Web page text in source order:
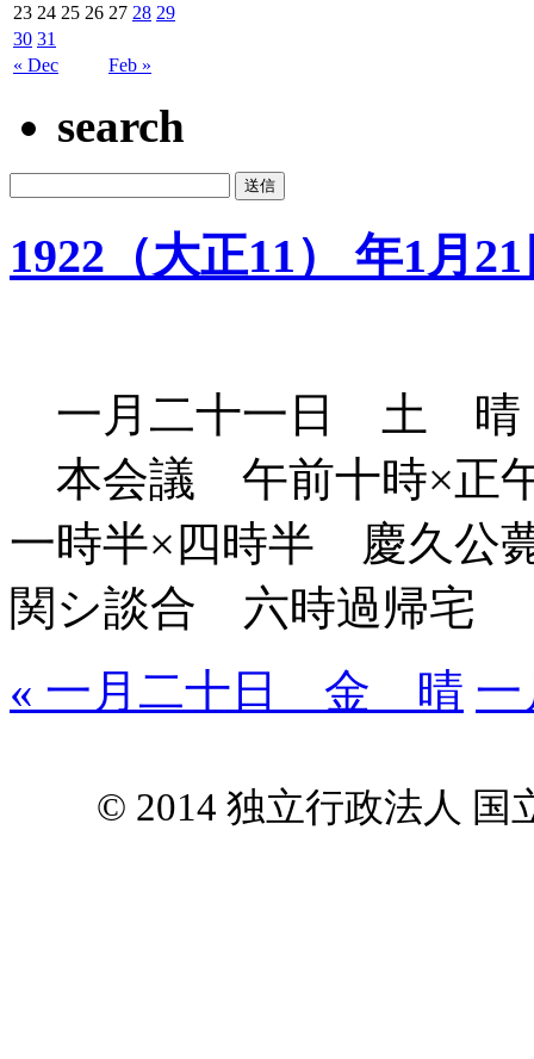
« Dec Feb »
23 24 25 26 27 28 29
30 31
search
1922（大正11） 年1月
一月二十一日 土 晴
本会議 午前十時×正
一時半×四時半 慶久公
関シ談合 六時過帰宅
« 一月二十日 金 晴
© 2014 独立行政法人 国